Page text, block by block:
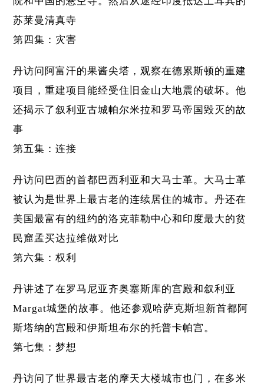
苏莱曼清真寺
第四集：灾害
丹访问阿富汗的果酱尖塔，观察在德累斯顿的重建
项目，重建项目能经受住旧金山大地震的破坏。他
还揭示了叙利亚古城帕尔米拉和罗马帝国毁灭的故
事
第五集：连接
丹访问巴西的首都巴西利亚和大马士革。大马士革
被认为是世界上最古老的连续居住的城市。丹还在
美国最富有的纽约的洛克菲勒中心和印度最大的贫
民窟孟买达拉维做对比
第六集：权利
丹讲述了在罗马尼亚齐奥塞斯库的宫殿和叙利亚
Margat城堡的故事。他还参观哈萨克斯坦新首都阿
斯塔纳的宫殿和伊斯坦布尔的托普卡帕宫。
第七集：梦想
丹访问了世界最古老的摩天大楼城市也门，在多米